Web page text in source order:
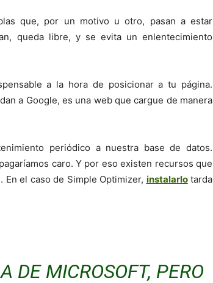
que, por un motivo u otro, pasan a estar
queda libre, y se evita un enlentecimiento
a la hora de posicionar a tu página.
a Google, es una web que cargue de manera
periódico a nuestra base de datos.
caro. Y por eso existen recursos que
el caso de Simple Optimizer, instalarlotarda
DE MICROSOFT, PERO